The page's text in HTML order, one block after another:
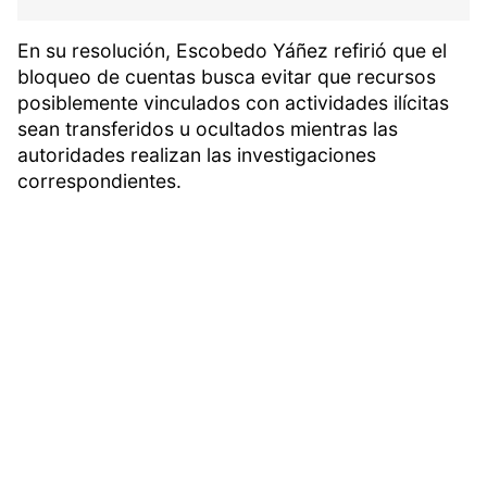
En su resolución, Escobedo Yáñez refirió que el
bloqueo de cuentas busca evitar que recursos
posiblemente vinculados con actividades ilícitas
sean transferidos u ocultados mientras las
autoridades realizan las investigaciones
correspondientes.